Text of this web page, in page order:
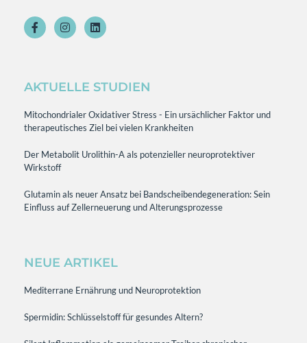
AKTUELLE STUDIEN
Mitochondrialer Oxidativer Stress - Ein ursächlicher Faktor und
therapeutisches Ziel bei vielen Krankheiten
Der Metabolit Urolithin-A als potenzieller neuroprotektiver
Wirkstoff
Glutamin als neuer Ansatz bei Bandscheibendegeneration: Sein
Einfluss auf Zellerneuerung und Alterungsprozesse
NEUE ARTIKEL
Mediterrane Ernährung und Neuroprotektion
Spermidin: Schlüsselstoff für gesundes Altern?